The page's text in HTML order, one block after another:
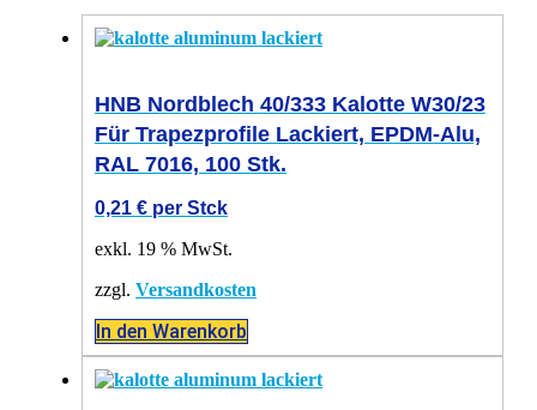
HNB Nordblech 40/333 Kalotte W30/23
Für Trapezprofile Lackiert, EPDM-Alu,
RAL 7016, 100 Stk.
0,21 € per Stck
exkl. 19 % MwSt.
zzgl. Versandkosten
In den Warenkorb